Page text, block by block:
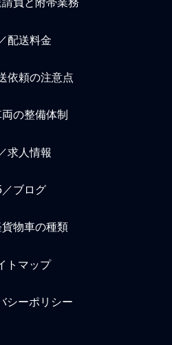
負と附帯業務
配送料金
依頼の注意点
の整備体制
求人情報
／ブログ
物車の種類
トマップ
シーポリシー